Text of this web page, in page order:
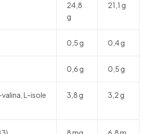
24,8
g
21,1 g
0,5 g 0,4 g
0,6 g 0,5 g
L-isole
3,8 g 3,2 g